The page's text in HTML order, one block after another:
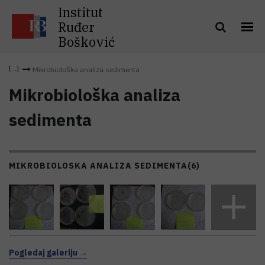
Institut
Ruđer
Bošković
Mikrobiološka analiza sedimenta
Mikrobiološka analiza
sedimenta
MIKROBIOLOSKA ANALIZA SEDIMENTA(6)
Pogledaj galeriju →